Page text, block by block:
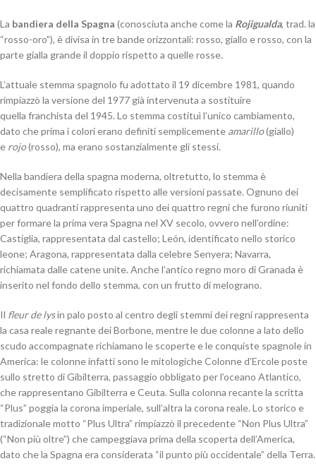
La bandiera della Spagna (conosciuta anche come la Rojigualda, trad. la
“rosso-oro”), è divisa in tre bande orizzontali: rosso, giallo e rosso, con la
parte gialla grande il doppio rispetto a quelle rosse.
L’attuale stemma spagnolo fu adottato il 19 dicembre 1981, quando
rimpiazzò la versione del 1977 già intervenuta a sostituire
quella franchista del 1945. Lo stemma costituì l’unico cambiamento,
dato che prima i colori erano definiti semplicemente amarillo(giallo)
e rojo(rosso), ma erano sostanzialmente gli stessi.
Nella bandiera della spagna moderna, oltretutto, lo stemma è
decisamente semplificato rispetto alle versioni passate. Ognuno dei
quattro quadranti rappresenta uno dei quattro regni che furono riuniti
per formare la prima vera Spagna nel XV secolo, ovvero nell’ordine:
Castiglia, rappresentata dal castello; León, identificato nello storico
leone; Aragona, rappresentata dalla celebre Senyera; Navarra,
richiamata dalle catene unite. Anche l’antico regno moro di Granada è
inserito nel fondo dello stemma, con un frutto di melograno.
Il fleur de lysin palo posto al centro degli stemmi dei regni rappresenta
la casa reale regnante dei Borbone, mentre le due colonne a lato dello
scudo accompagnate richiamano le scoperte e le conquiste spagnole in
America: le colonne infatti sono le mitologiche Colonne d’Ercole poste
sullo stretto di Gibilterra, passaggio obbligato per l’oceano Atlantico,
che rappresentano Gibilterra e Ceuta. Sulla colonna recante la scritta
“Plus” poggia la corona imperiale, sull’altra la corona reale. Lo storico e
tradizionale motto “Plus Ultra” rimpiazzò il precedente “Non Plus Ultra”
(“Non più oltre”) che campeggiava prima della scoperta dell’America,
dato che la Spagna era considerata “il punto più occidentale” della Terra.